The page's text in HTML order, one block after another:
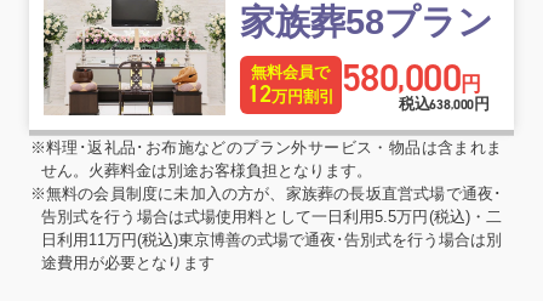
家族葬58プラン
無料会員で
12万円割引 580,000円
税込638,000円
※料理･返礼品･お布施などのプラン外サービス・物品は含まれま
せん。火葬料金は別途お客様負担となります。
※無料の会員制度に未加入の方が、家族葬の長坂直営式場で通夜･
告別式を行う場合は式場使用料として一日利用5.5万円(税込)・二
日利用11万円(税込)東京博善の式場で通夜･告別式を行う場合は別
途費用が必要となります